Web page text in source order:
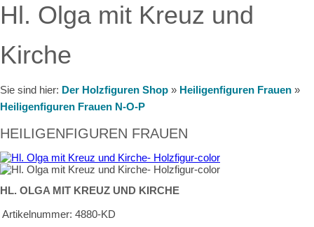
Hl. Olga mit Kreuz und
Kirche
Sie sind hier: Der Holzfiguren Shop » Heiligenfiguren Frauen »
Heiligenfiguren Frauen N-O-P
HEILIGENFIGUREN FRAUEN
HL. OLGA MIT KREUZ UND KIRCHE
Artikelnummer: 4880-KD